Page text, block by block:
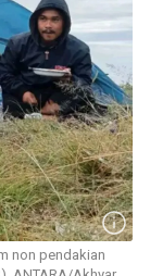
non pendakian